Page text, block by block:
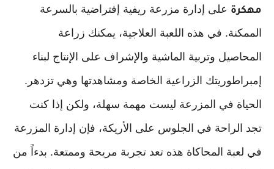
مهكرة على إدارة مزرعة ريفية إفتراضية بالسرعة
الممكنة. في هذه اللعبة العلاجية، يمكنك زراعة
المحاصيل وتربية الماشية والإشراف على الإنتاج لبناء
إمبراطوريتك الزراعية الخاصة ومشاهدتها وهي تزدهر.
الحياة في المزرعة ليست مهمة سهلة، ولكن إذا كنت
تجد الراحة في الجلوس على الأريكة، فإن إدارة المزرعة
في لعبة المحاكاة هذه تعد تجربة مريحة وممتعة. بدءاً من